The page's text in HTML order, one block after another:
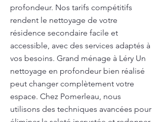
profondeur. Nos tarifs compétitifs
rendent le nettoyage de votre
résidence secondaire facile et
accessible, avec des services adaptés à
vos besoins. Grand ménage à Léry Un
nettoyage en profondeur bien réalisé
peut changer complètement votre
espace. Chez Pomerleau, nous
utilisons des techniques avancées pour